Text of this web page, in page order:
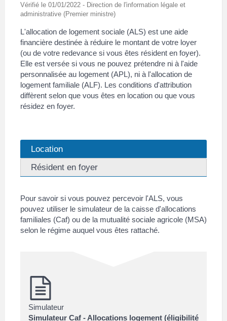
Vérifié le 01/01/2022 - Direction de l'information légale et
administrative (Premier ministre)
L'allocation de logement sociale (ALS) est une aide
financière destinée à réduire le montant de votre loyer
(ou de votre redevance si vous êtes résident en foyer).
Elle est versée si vous ne pouvez prétendre ni à l'aide
personnalisée au logement (APL), ni à l'allocation de
logement familiale (ALF). Les conditions d'attribution
diffèrent selon que vous êtes en location ou que vous
résidez en foyer.
Location
Résident en foyer
Pour savoir si vous pouvez percevoir l'ALS, vous
pouvez utiliser le simulateur de la caisse d'allocations
familiales (Caf) ou de la mutualité sociale agricole (MSA)
selon le régime auquel vous êtes rattaché.
Simulateur
Simulateur Caf - Allocations logement (éligibilité